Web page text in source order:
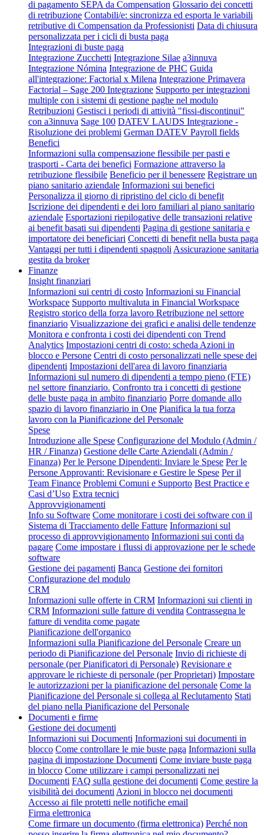
di pagamento SEPA da Compensation Glossario dei concetti
di retribuzione Contabili/e: sincronizza ed esporta le variabili
retributive di Compensation da Professionisti Data di chiusura
personalizzata per i cicli di busta paga
Integrazioni di buste paga
Integrazione Zucchetti Integrazione Silae a3innuva
Integrazione Nómina Integrazione de PHC Guida
all'integrazione: Factorial x Milena Integrazione Primavera
Factorial – Sage 200 Integrazione Supporto per integrazioni
multiple con i sistemi di gestione paghe nel modulo
Retribuzioni Gestisci i periodi di attività "fissi-discontinui"
con a3innuva Sage 100 DATEV LAUDS Integrazione -
Risoluzione dei problemi German DATEV Payroll fields
Benefici
Informazioni sulla compensazione flessibile per pasti e
trasporti - Carta dei benefici Formazione attraverso la
retribuzione flessibile Beneficio per il benessere Registrare un
piano sanitario aziendale Informazioni sui benefici
Personalizza il giorno di ripristino del ciclo di benefit
Iscrizione dei dipendenti e dei loro familiari al piano sanitario
aziendale Esportazioni riepilogative delle transazioni relative
ai benefit basati sui dipendenti Pagina di gestione sanitaria e
importatore dei beneficiari Concetti di benefit nella busta paga
Vantaggi per tutti i dipendenti spagnoli Assicurazione sanitaria
gestita da broker
Finanze
Insight finanziari
Informazioni sui centri di costo Informazioni su Financial
Workspace Supporto multivaluta in Financial Workspace
Registro storico della forza lavoro Retribuzione nel settore
finanziario Visualizzazione dei grafici e analisi delle tendenze
Monitora e confronta i costi dei dipendenti con Trend
Analytics Impostazioni centri di costo: scheda Azioni in
blocco e Persone Centri di costo personalizzati nelle spese dei
dipendenti Impostazioni dell'area di lavoro finanziaria
Informazioni sul numero di dipendenti a tempo pieno (FTE)
nel settore finanziario. Confronto tra i concetti di gestione
delle buste paga in ambito finanziario Porre domande allo
spazio di lavoro finanziario in One Pianifica la tua forza
lavoro con la Pianificazione del Personale
Spese
Introduzione alle Spese Configurazione del Modulo (Admin /
HR / Finanza) Gestione delle Carte Aziendali (Admin /
Finanza) Per le Persone Dipendenti: Inviare le Spese Per le
Persone Approvanti: Revisionare e Gestire le Spese Per il
Team Finance Problemi Comuni e Supporto Best Practice e
Casi d’Uso Extra tecnici
Approvvigionamenti
Info su Software Come monitorare i costi dei software con il
Sistema di Tracciamento delle Fatture Informazioni sul
processo di approvvigionamento Informazioni sui conti da
pagare Come impostare i flussi di approvazione per le schede
software
Gestione dei pagamenti Banca Gestione dei fornitori
Configurazione del modulo
CRM
Informazioni sulle offerte in CRM Informazioni sui clienti in
CRM Informazioni sulle fatture di vendita Contrassegna le
fatture di vendita come pagate
Pianificazione dell'organico
Informazioni sulla Pianificazione del Personale Creare un
periodo di Pianificazione del Personale Invio di richieste di
personale (per Pianificatori di Personale) Revisionare e
approvare le richieste di personale (per Proprietari) Impostare
le autorizzazioni per la pianificazione del personale Come la
Pianificazione del Personale si collega al Reclutamento Stati
del piano nella Pianificazione del Personale
Documenti e firme
Gestione dei documenti
Informazioni sui Documenti Informazioni sui documenti in
blocco Come controllare le mie buste paga Informazioni sulla
pagina di impostazione Documenti Come inviare buste paga
in blocco Come utilizzare i campi personalizzati nei
Documenti FAQ sulla gestione dei documenti Come gestire la
visibilità dei documenti Azioni in blocco nei documenti
Accesso ai file protetti nelle notifiche email
Firma elettronica
Come firmare un documento (firma elettronica) Perché non